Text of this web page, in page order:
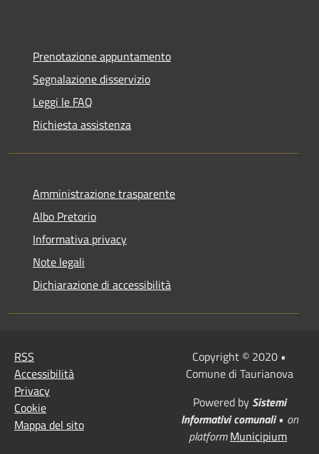
Prenotazione appuntamento
Segnalazione disservizio
Leggi le FAQ
Richiesta assistenza
Amministrazione trasparente
Albo Pretorio
Informativa privacy
Note legali
Dichiarazione di accessibilità
RSS
Accessibilità
Privacy
Cookie
Mappa del sito
Copyright © 2020 •
Comune di Taurianova
Powered by Sistemi
Informativi comunali• on
platform Municipium